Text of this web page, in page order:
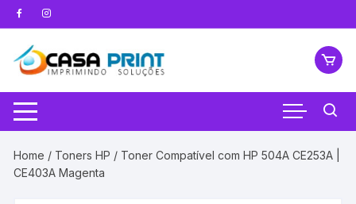
Pular
para
conteúdo
Home / Toners HP / Toner Compatível com HP 504A CE253A |
CE403A Magenta